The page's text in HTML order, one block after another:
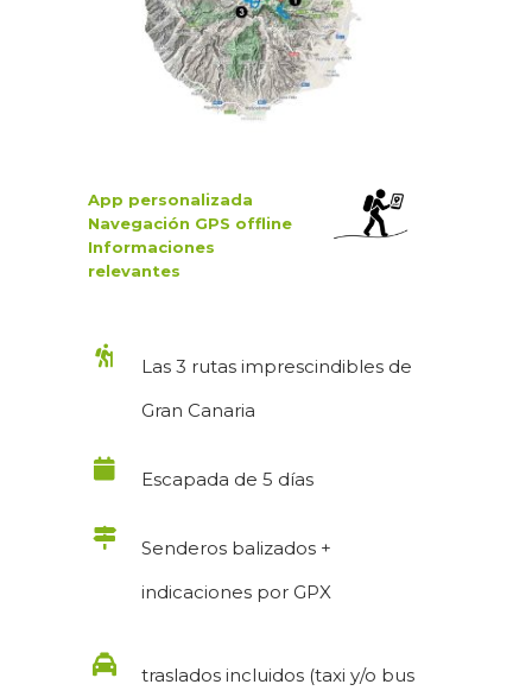
App personalizada
Navegación GPS offline
Informaciones
relevantes
Las 3 rutas imprescindibles de
Gran Canaria
Escapada de 5 días
Senderos balizados +
indicaciones por GPX
traslados incluidos (taxi y/o bus